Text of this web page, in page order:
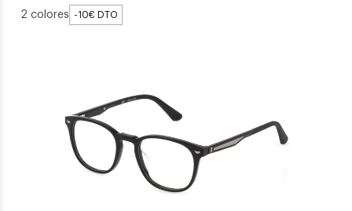
2 colores -10€ DTO